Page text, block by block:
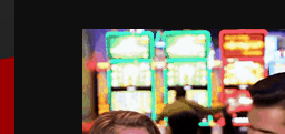
Реал го
трансфер на